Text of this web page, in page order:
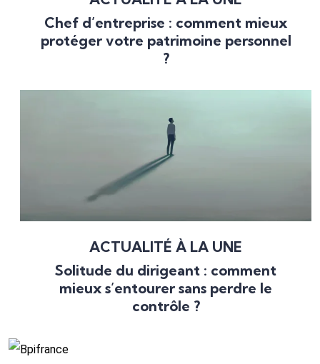
Chef d’entreprise : comment mieux
protéger votre patrimoine personnel
?
ACTUALITÉ À LA UNE
Solitude du dirigeant : comment
mieux s’entourer sans perdre le
contrôle ?